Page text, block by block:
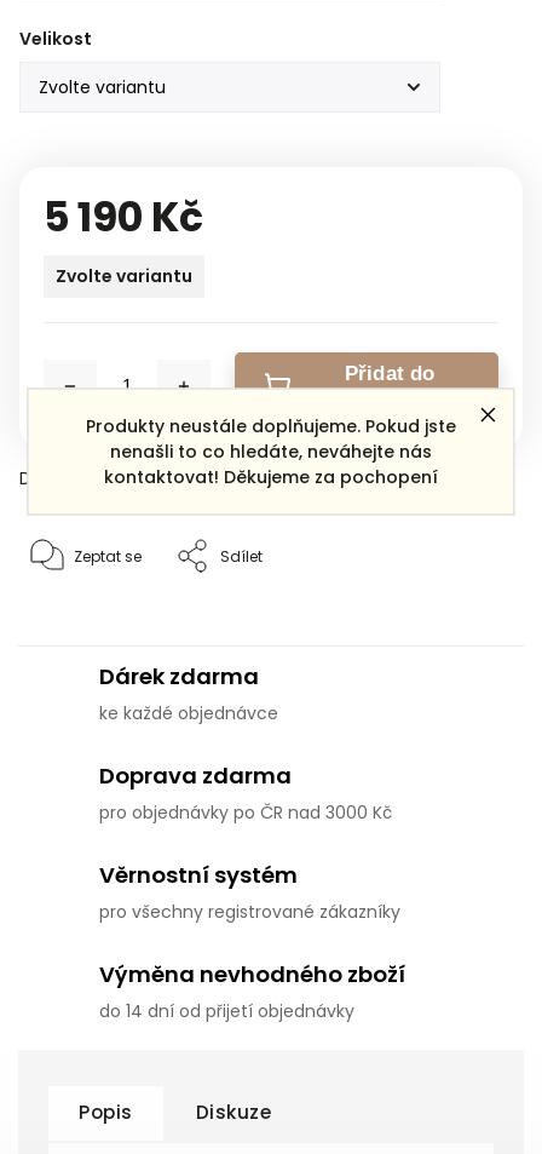
Produkty neustále doplňujeme. Pokud jste
nenašli to co hledáte, neváhejte nás
kontaktovat! Děkujeme za pochopení
Velikost
5 190 Kč
Zvolte variantu
Přidat do
Detailní informace
Zeptat se Sdílet
Dárek zdarma
ke každé objednávce
Doprava zdarma
pro objednávky po ČR nad 3000 Kč
Věrnostní systém
pro všechny registrované zákazníky
Výměna nevhodného zboží
do 14 dní od přijetí objednávky
Popis Diskuze